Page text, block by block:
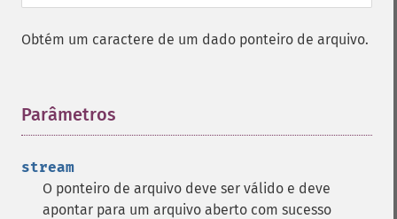
Obtém um caractere de um dado ponteiro de arquivo.
Parâmetros
stream
O ponteiro de arquivo deve ser válido e deve
apontar para um arquivo aberto com sucesso